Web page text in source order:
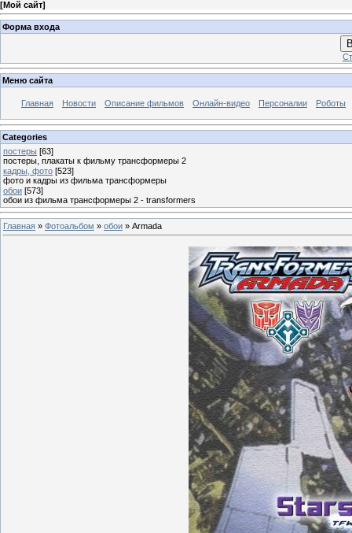
[Мой сайт]
Форма входа
Меню сайта
Главная Новости Описание фильмов Онлайн-видео Персоналии Роботы
Categories
постеры [63]
постеры, плакаты к фильму трансформеры 2
кадры, фото [523]
фото и кадры из фильма трансформеры
обои [573]
обои из фильма трансформеры 2 - transformers
Главная » Фотоальбом » обои » Armada